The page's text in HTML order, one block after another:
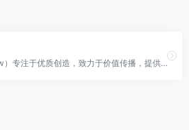
超能网（Expreview）专注于优质创造，致力于价值传播，提供100%原创科技资讯。